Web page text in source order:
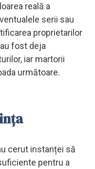
reală a
serii sau
proprietarilor
fost deja
iar martorii
următoare.
cerut instanței să
pentru a